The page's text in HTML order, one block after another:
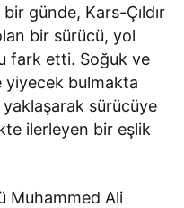
günde, Kars-Çıldır
bir sürücü, yol
fark etti. Soğuk ve
yiyecek bulmakta
sürücüye
ilerleyen bir eşlik
Muhammed Ali